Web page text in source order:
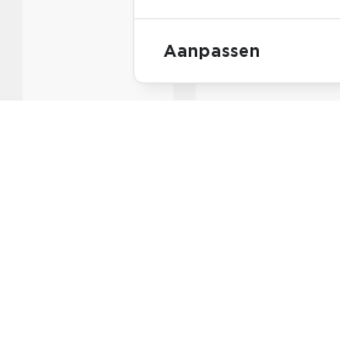
Aanpassen